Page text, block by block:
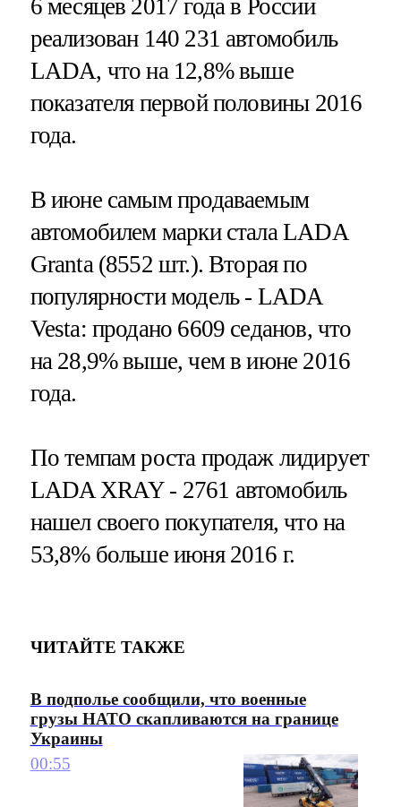
6 месяцев 2017 года в России
реализован 140 231 автомобиль
LADA, что на 12,8% выше
показателя первой половины 2016
года.
В июне самым продаваемым
автомобилем марки стала LADA
Granta (8552 шт.). Вторая по
популярности модель - LADA
Vesta: продано 6609 седанов, что
на 28,9% выше, чем в июне 2016
года.
По темпам роста продаж лидирует
LADA XRAY - 2761 автомобиль
нашел своего покупателя, что на
53,8% больше июня 2016 г.
ЧИТАЙТЕ ТАКЖЕ
В подполье сообщили, что военные
грузы НАТО скапливаются на границе
Украины
00:55